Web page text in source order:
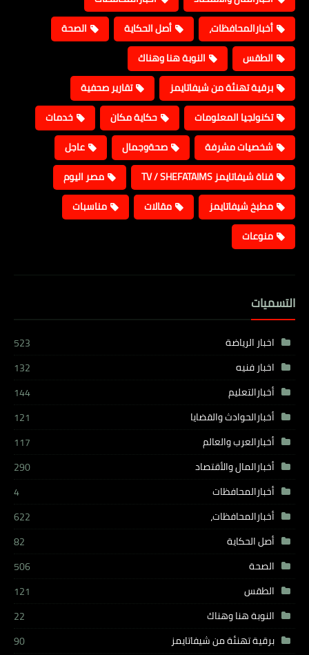
أخبارالمحافظات،
أصل الحكاية
الصحة
الطقس
النوبة هنا وهناك
برقية تهنئة من شيفاتايمز
تقارير صحفية
تكنولجيا المعلومات
حكاية مكان
خدمات
شخصيات مشرفة
صحةوجمال
عاجل
قناة شيفاتايمز TV / SHEFATAIMS
مصر اليوم
مطبخ شيفاتايمز
مقالات
مناسبات
منوعات
التسميات
اخبار الرياضة
523
اخبار فنيه
132
أخبارالتعليم
144
أخبارالحوادث والقضايا
121
أخبارالعرب والعالم
117
أخبارالمال والأقتصاد
290
أخبارالمحافظات
4
أخبارالمحافظات،
622
أصل الحكاية
82
الصحة
506
الطقس
121
النوبة هنا وهناك
22
برقية تهنئة من شيفاتايمز
90